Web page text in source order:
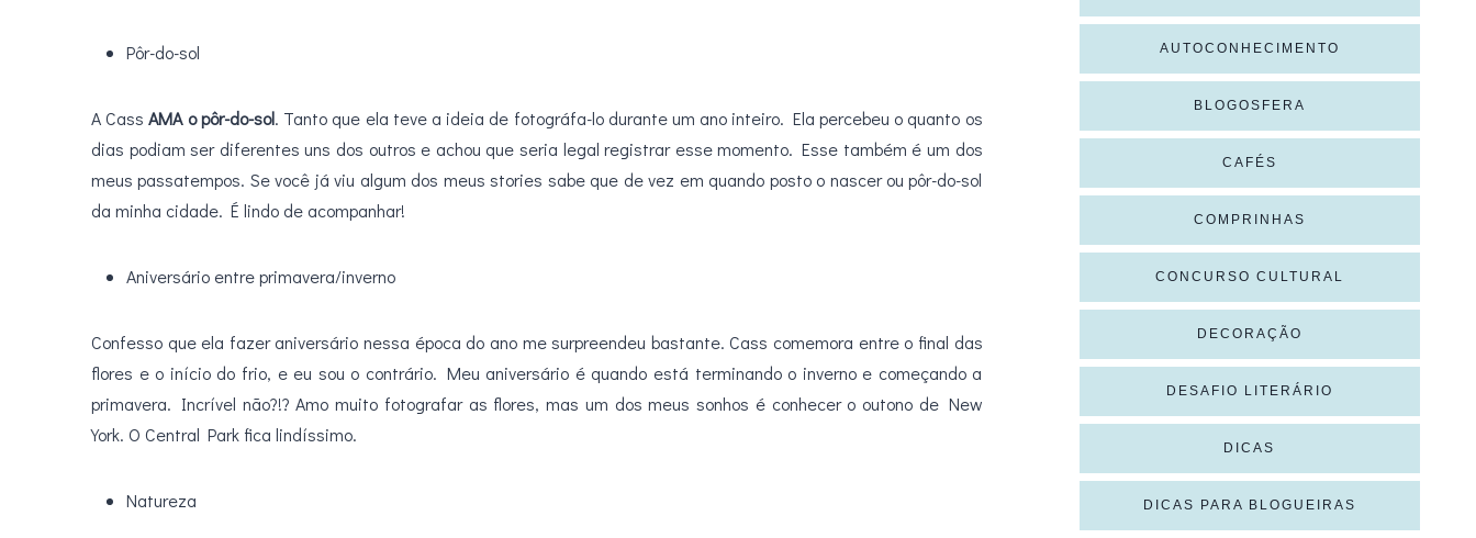
Pôr-do-sol
A CassAMA o pôr-do-sol. Tanto que ela teve a ideia de fotográfa-lo durante um ano inteiro. Ela percebeu o quanto os
dias podiam ser diferentes uns dos outros e achou que seria legal registrar esse momento. Esse também é um dos
meus passatempos. Se você já viu algum dos meus stories sabe que de vez em quando posto o nascer ou pôr-do-sol
da minha cidade. É lindo de acompanhar!
Aniversário entre primavera/inverno
Confesso que ela fazer aniversário nessa época do ano me surpreendeu bastante. Cass comemora entre o final das
flores e o início do frio, e eu sou o contrário. Meu aniversário é quando está terminando o inverno e começando a
primavera. Incrível não?!? Amo muito fotografar as flores, mas um dos meus sonhos é conhecer o outono de New
York. O Central Park fica lindíssimo.
Natureza
AUTOCONHECIMENTO
BLOGOSFERA
CAFÉS
COMPRINHAS
CONCURSO CULTURAL
DECORAÇÃO
DESAFIO LITERÁRIO
DICAS
DICAS PARA BLOGUEIRAS